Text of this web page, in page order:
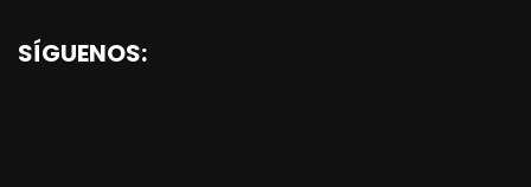
SÍGUENOS: